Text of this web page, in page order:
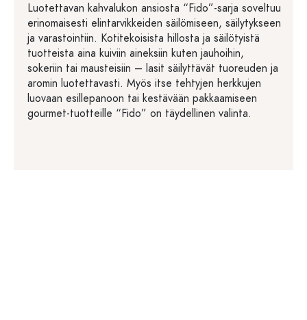
Luotettavan kahvalukon ansiosta “Fido”-sarja soveltuu
erinomaisesti elintarvikkeiden säilömiseen, säilytykseen
ja varastointiin. Kotitekoisista hillosta ja säilötyistä
tuotteista aina kuiviin aineksiin kuten jauhoihin,
sokeriin tai mausteisiin – lasit säilyttävät tuoreuden ja
aromin luotettavasti. Myös itse tehtyjen herkkujen
luovaan esillepanoon tai kestävään pakkaamiseen
gourmet-tuotteille “Fido” on täydellinen valinta.